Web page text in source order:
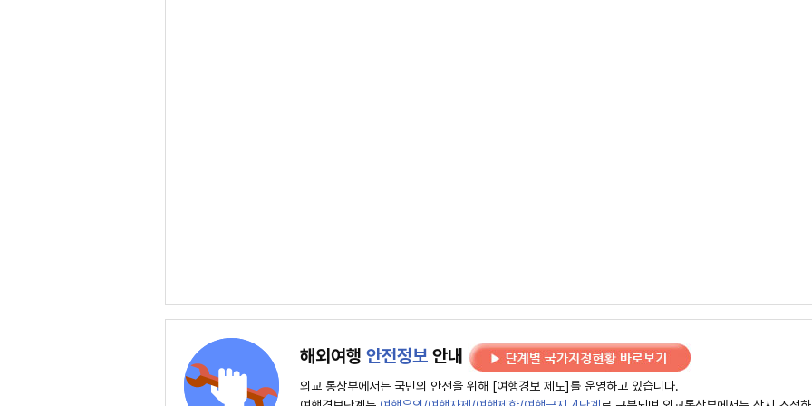
해외여행 안전정보 안내
외교 통상부에서는 국민의 안전을 위해 [여행경보 제도]를 운영하고 있습니다.